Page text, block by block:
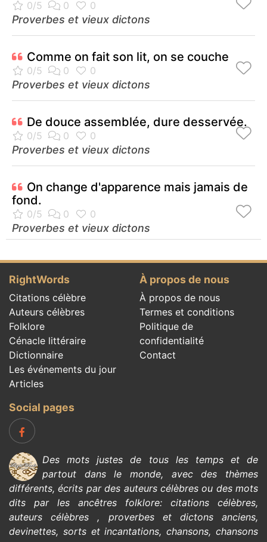
Proverbes et vieux dictons
Comme on fait son lit, on se couche
Proverbes et vieux dictons
De douce assemblée, dure desservée.
Proverbes et vieux dictons
On change d'apparence mais jamais de
fond.
Proverbes et vieux dictons
RightWords
Citations célèbre
Auteurs célèbres
Folklore
Cénacle littéraire
Dictionnaire
Les événements du jour
Articles
À propos de nous
À propos de nous
Termes et conditions
Politique de
confidentialité
Contact
Social pages
Des mots justes de tous les temps et de
partout dans le monde, avec des thèmes
différents, écrits par des auteurs célèbresou des mots
dits par les ancêtres folklore: citations célèbres,
auteurs célèbres
, proverbes et dictons anciens,
devinettes, sorts et incantations,chansons,chansons